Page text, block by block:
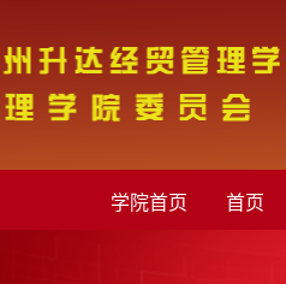
管理学院党委欢迎您!
学院首页 首页